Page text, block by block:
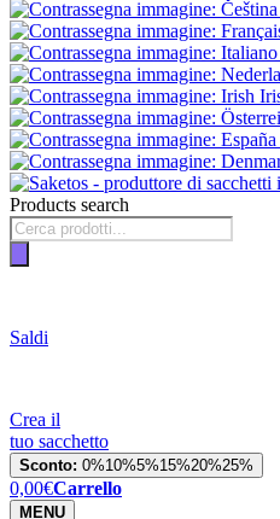
Products search
Saldi
Crea il
tuo sacchetto
Sconto: 0%10%5%15%20%25%
0,00€Carrello
MENU